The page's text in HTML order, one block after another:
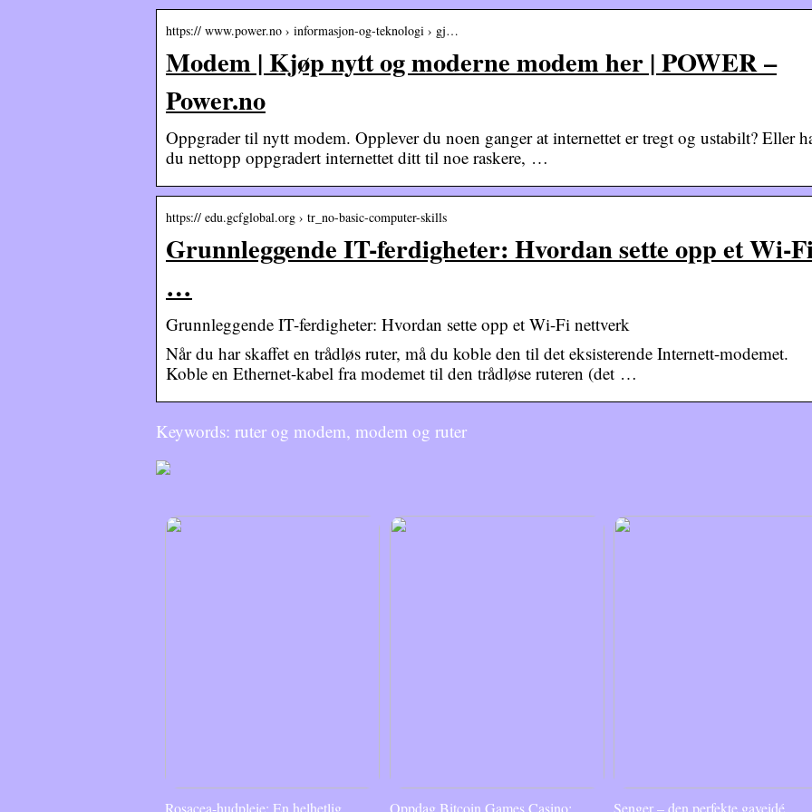
https:// www.power.no › informasjon-og-teknologi › gj…
Modem | Kjøp nytt og moderne modem her | POWER –
Power.no
Oppgrader til nytt modem. Opplever du noen ganger at internettet er tregt og ustabilt? Eller
du nettopp oppgradert internettet ditt til noe raskere, …
https:// edu.gcfglobal.org › tr_no-basic-computer-skills
Grunnleggende IT-ferdigheter: Hvordan sette opp et Wi-
…
Grunnleggende IT-ferdigheter: Hvordan sette opp et Wi-Fi nettverk
Når du har skaffet en trådløs ruter, må du koble den til det eksisterende Internett-modemet.
Koble en Ethernet-kabel fra modemet til den trådløse ruteren (det …
Keywords: ruter og modem, modem og ruter
Rosacea-hudpleie: En helhetlig Oppdag Bitcoin Games Casino: Senger – den perfekte gaveidé